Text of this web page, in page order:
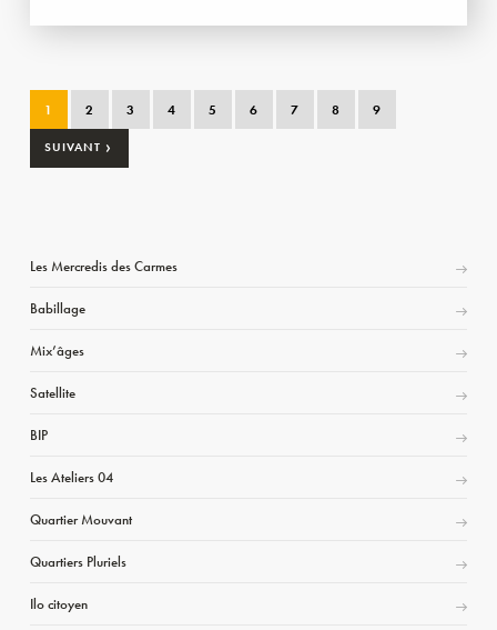
1 2 3 4 5 6 7 8 9
SUIVANT ›
Les Mercredis des Carmes
Babillage
Mix’âges
Satellite
BIP
Les Ateliers 04
Quartier Mouvant
Quartiers Pluriels
Ilo citoyen